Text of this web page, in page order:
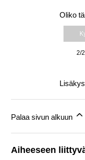
Oliko
2/
Palaa sivun alkuun
Aiheeseen